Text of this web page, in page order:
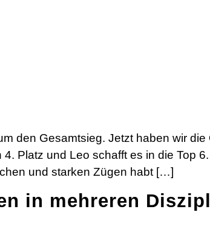
den Gesamtsieg. Jetzt haben wir
Platz und Leo schafft es in die Top
und starken Zügen habt […]
in mehreren